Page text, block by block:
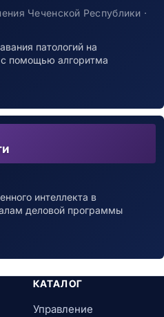
Чеченской Республики ·
патологий на
помощью алгоритма
интеллекта в
деловой программы
КАТАЛОГ
Управление